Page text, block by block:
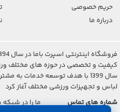
حریم خصوصی
درباره ما
کیفیت و تخصصی در حوزه های مختلف
سال 1399 با هدف توسعه خدمات به
لباس و تجهیزات ورزشی مختلف آغاز کرد
شماره های تماس
ما را در